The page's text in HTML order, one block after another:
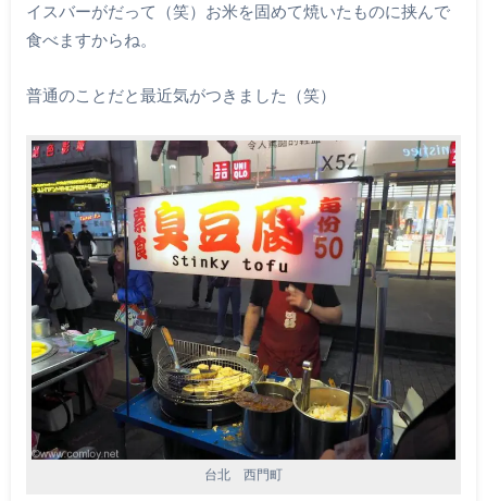
イスバーがだって（笑）お米を固めて焼いたものに挟んで
食べますからね。
普通のことだと最近気がつきました（笑）
台北 西門町